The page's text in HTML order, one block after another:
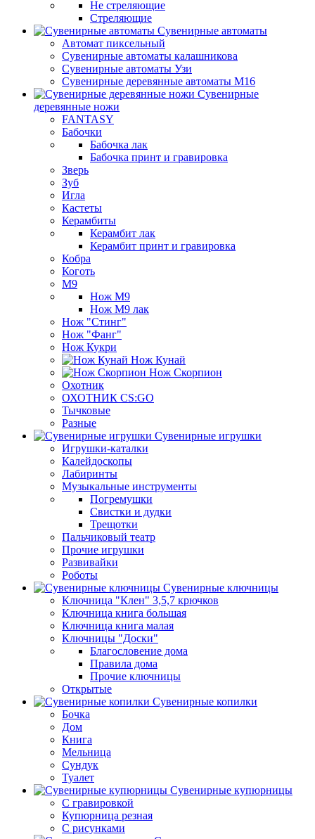
Не стреляющие
Стреляющие
Сувенирные автоматы
Автомат пиксельный
Сувенирные автоматы калашникова
Сувенирные автоматы Узи
Сувенирные деревянные автоматы М16
Сувенирные
деревянные ножи
FANTASY
Бабочки
Бабочка лак
Бабочка принт и гравировка
Зверь
Зуб
Игла
Кастеты
Керамбиты
Керамбит лак
Керамбит принт и гравировка
Кобра
Коготь
М9
Нож М9
Нож М9 лак
Нож "Стинг"
Нож "Фанг"
Нож Кукри
Нож Кунай
Нож Скорпион
Охотник
ОХОТНИК CS:GO
Тычковые
Разные
Сувенирные игрушки
Игрушки-каталки
Калейдоскопы
Лабиринты
Музыкальные инструменты
Погремушки
Свистки и дудки
Трещотки
Пальчиковый театр
Прочие игрушки
Развивайки
Роботы
Сувенирные ключницы
Ключница "Клен" 3,5,7 крючков
Ключница книга большая
Ключница книга малая
Ключницы "Доски"
Благословение дома
Правила дома
Прочие ключницы
Открытые
Сувенирные копилки
Бочка
Дом
Книга
Мельница
Сундук
Туалет
Сувенирные купюрницы
C гравировкой
Купюрница резная
С рисунками